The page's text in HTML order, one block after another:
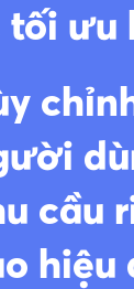
ưu
cầu
hiệu